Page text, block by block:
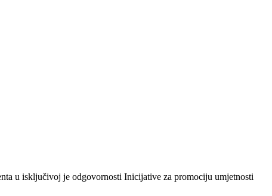
u isključivoj je odgovornosti Inicijative za promociju umjetnosti